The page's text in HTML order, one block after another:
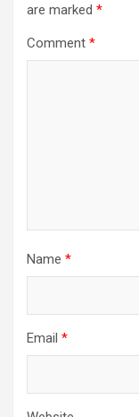
are marked *
Comment *
Name *
Email *